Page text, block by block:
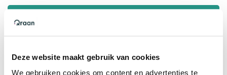
Deze website maakt gebruik van cookies
We gebruiken cookies om content en advertenties te